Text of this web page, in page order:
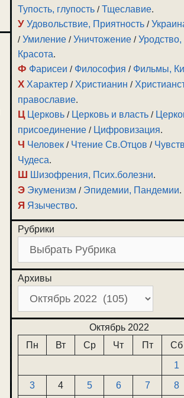
Тупость, глупость /Тщеславие.
У Удовольствие, Приятность /
/Умиление /Уничтожение /Уродство,
Красота.
Ф Фарисеи / Философия / Фильмы,
Х Характер / Христианин /
православие.
Ц Церковь / Церковь и власть /
присоединение / Цифровизация.
Ч Человек / Чтение Св.Отцов /
Чудеса.
Ш Шизофрения, Псих.болезни.
Э Экуменизм / Эпидемии, Пандемии.
Я Язычество.
Рубрики
Архивы
Октябрь 2022
Пн
Вт Ср Чт Пт Сб
1
3
4 5 6 7 8